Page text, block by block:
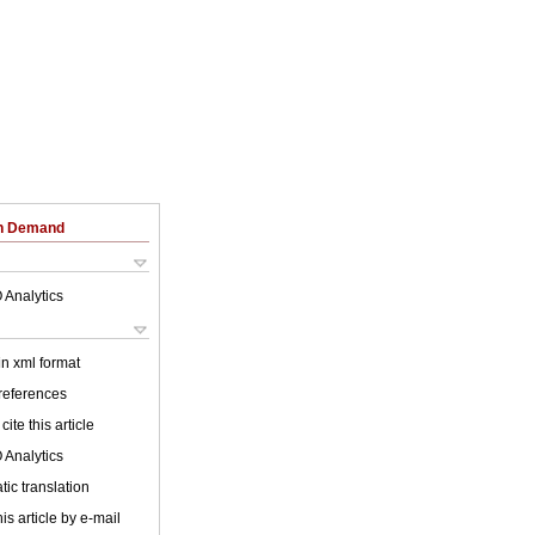
Demand
Analytics
xml format
this article
Analytics
translation
article by e-mail